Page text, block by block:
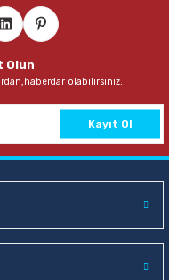
Boyalar
Olun
olabilirsiniz.
Kayıt Ol